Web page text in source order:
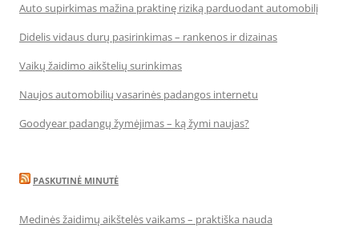
Auto supirkimas mažina praktinę riziką parduodant automobilį
Didelis vidaus durų pasirinkimas – rankenos ir dizainas
Vaikų žaidimo aikštelių surinkimas
Naujos automobilių vasarinės padangos internetu
Goodyear padangų žymėjimas – ką žymi naujas?
PASKUTINĖ MINUTĖ
Medinės žaidimų aikštelės vaikams – praktiška nauda